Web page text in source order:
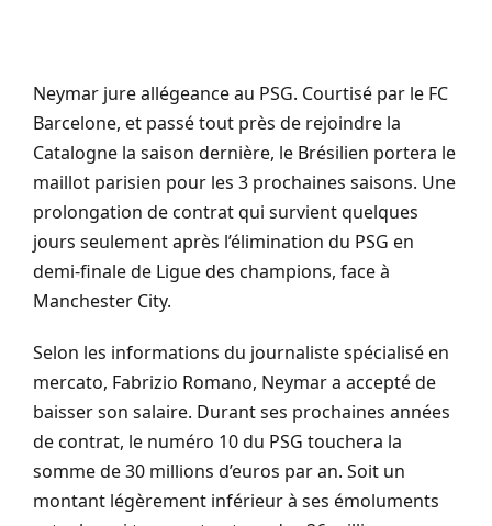
Neymar jure allégeance au PSG. Courtisé par le FC
Barcelone, et passé tout près de rejoindre la
Catalogne la saison dernière, le Brésilien portera le
maillot parisien pour les 3 prochaines saisons. Une
prolongation de contrat qui survient quelques
jours seulement après l’élimination du PSG en
demi-finale de Ligue des champions, face à
Manchester City.
Selon les informations du journaliste spécialisé en
mercato, Fabrizio Romano, Neymar a accepté de
baisser son salaire. Durant ses prochaines années
de contrat, le numéro 10 du PSG touchera la
somme de 30 millions d’euros par an. Soit un
montant légèrement inférieur à ses émoluments